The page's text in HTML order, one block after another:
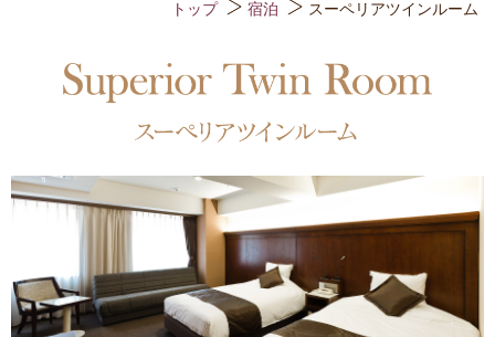
トップ 宿泊 スーペリアツインルーム